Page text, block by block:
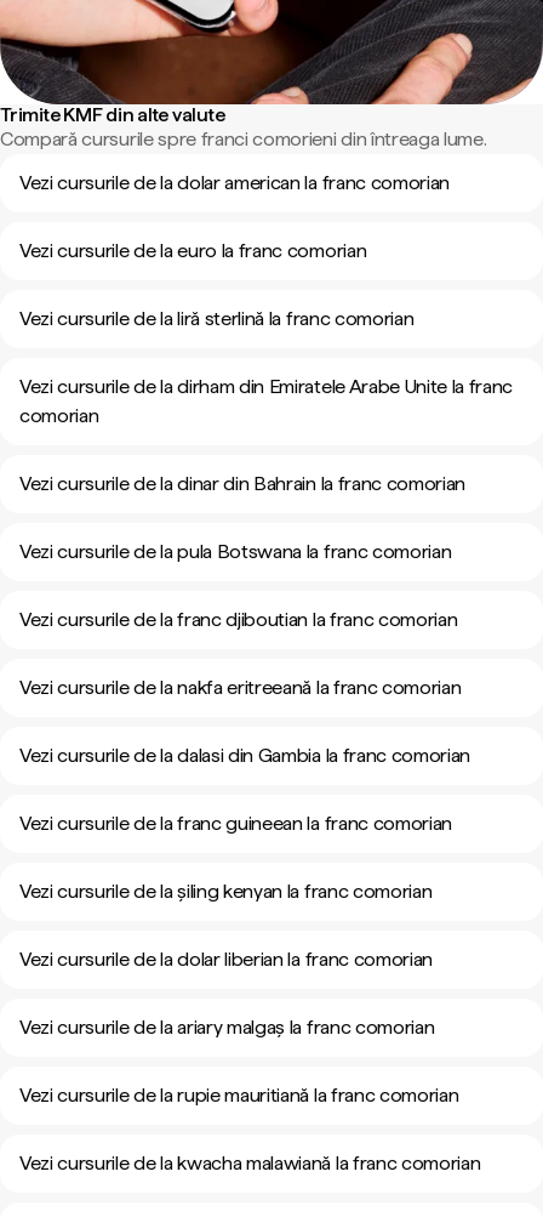
Trimite KMF din alte valute
Compară cursurile spre franci comorieni din întreaga lume.
Vezi cursurile de la dolar american la franc comorian
Vezi cursurile de la euro la franc comorian
Vezi cursurile de la liră sterlină la franc comorian
Vezi cursurile de la dirham din Emiratele Arabe Unite la franc
comorian
Vezi cursurile de la dinar din Bahrain la franc comorian
Vezi cursurile de la pula Botswana la franc comorian
Vezi cursurile de la franc djiboutian la franc comorian
Vezi cursurile de la nakfa eritreeană la franc comorian
Vezi cursurile de la dalasi din Gambia la franc comorian
Vezi cursurile de la franc guineean la franc comorian
Vezi cursurile de la șiling kenyan la franc comorian
Vezi cursurile de la dolar liberian la franc comorian
Vezi cursurile de la ariary malgaș la franc comorian
Vezi cursurile de la rupie mauritiană la franc comorian
Vezi cursurile de la kwacha malawiană la franc comorian